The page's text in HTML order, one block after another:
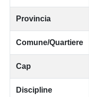
Provincia
Comune/Quartiere
Cap
Discipline